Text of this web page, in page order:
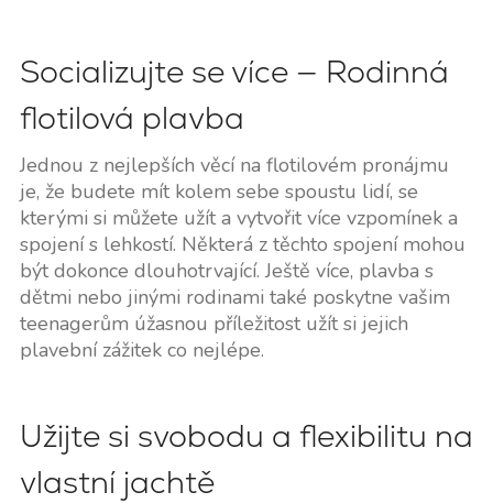
Socializujte se více — Rodinná
flotilová plavba
Jednou z nejlepších věcí na flotilovém pronájmu
je, že budete mít kolem sebe spoustu lidí, se
kterými si můžete užít a vytvořit více vzpomínek a
spojení s lehkostí. Některá z těchto spojení mohou
být dokonce dlouhotrvající. Ještě více, plavba s
dětmi nebo jinými rodinami také poskytne vašim
teenagerům úžasnou příležitost užít si jejich
plavební zážitek co nejlépe.
Užijte si svobodu a flexibilitu na
vlastní jachtě